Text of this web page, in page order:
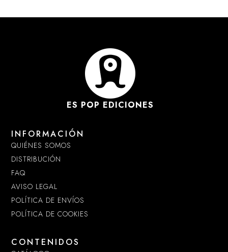
ES POP EDICIONES
INFORMACIÓN
QUIÉNES SOMOS
DISTRIBUCIÓN
FAQ
AVISO LEGAL
POLÍTICA DE ENVÍOS
POLÍTICA DE COOKIES
CONTENIDOS